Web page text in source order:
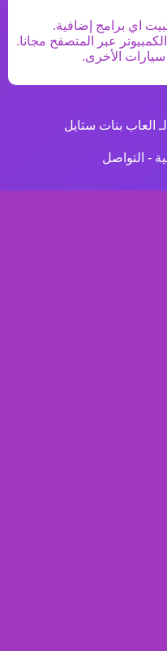
اي برامج إضافية.
عبر المتصفح مجانا.
سيارات الأخرى.
العاب بنات ستايل
- التواصل